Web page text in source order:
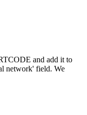
and add it to
network' field. We